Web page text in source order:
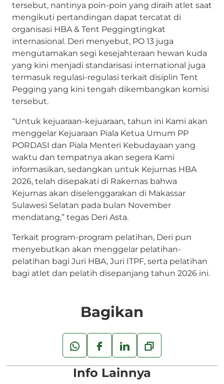
tersebut, nantinya poin-poin yang diraih atlet saat
mengikuti pertandingan dapat tercatat di
organisasi HBA & Tent Peggingtingkat
internasional. Deri menyebut, PO 13 juga
mengutamakan segi kesejahteraan hewan kuda
yang kini menjadi standarisasi international juga
termasuk regulasi-regulasi terkait disiplin Tent
Pegging yang kini tengah dikembangkan komisi
tersebut.
“Untuk kejuaraan-kejuaraan, tahun ini Kami akan
menggelar Kejuaraan Piala Ketua Umum PP
PORDASI dan Piala Menteri Kebudayaan yang
waktu dan tempatnya akan segera Kami
informasikan, sedangkan untuk Kejurnas HBA
2026, telah disepakati di Rakernas bahwa
Kejurnas akan diselenggarakan di Makassar
Sulawesi Selatan pada bulan November
mendatang,” tegas Deri Asta.
Terkait program-program pelatihan, Deri pun
menyebutkan akan menggelar pelatihan-
pelatihan bagi Juri HBA, Juri ITPF, serta pelatihan
bagi atlet dan pelatih disepanjang tahun 2026 ini.
Bagikan
Info Lainnya